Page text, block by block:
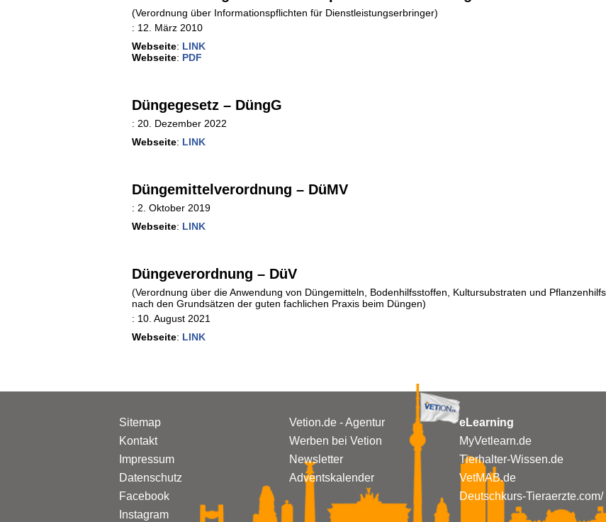
(Verordnung über Informationspflichten für Dienstleistungserbringer)
: 12. März 2010
Webseite: LINK
Webseite: PDF
Düngegesetz – DüngG
: 20. Dezember 2022
Webseite: LINK
Düngemittelverordnung – DüMV
: 2. Oktober 2019
Webseite: LINK
Düngeverordnung – DüV
(Verordnung über die Anwendung von Düngemitteln, Bodenhilfsstoffen, Kultursubstraten und
nach den Grundsätzen der guten fachlichen Praxis beim Düngen)
: 10. August 2021
Webseite: LINK
Sitemap
Kontakt
Impressum
Datenschutz
Facebook
Instagram
Vetion.de - Agentur
Werben bei Vetion
Newsletter
Adventskalender
eLearning
MyVetlearn.de
Tierhalter-Wissen.de
VetMAB.de
Deutschkurs-Tieraerzte.com/